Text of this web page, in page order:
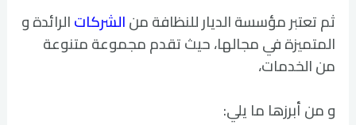
ثم تعتبر مؤسسة الديار للنظافة منالشركاتالرائدة و
المتميزة في مجالها، حيث تقدم مجموعة متنوعة
من الخدمات،
و من أبرزها ما يلي: